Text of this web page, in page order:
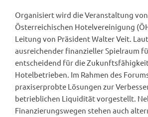
Organisiert wird die Veranstaltung
Österreichischen Hotelvereinigung
Leitung von Präsident Walter Veit.
ausreichender finanzieller Spielraum
entscheidend für die
Hotelbetrieben. Im Rahmen des
praxiserprobte Lösungen zur
betrieblichen Liquidität vorgestellt.
Finanzierungswegen stehen auch